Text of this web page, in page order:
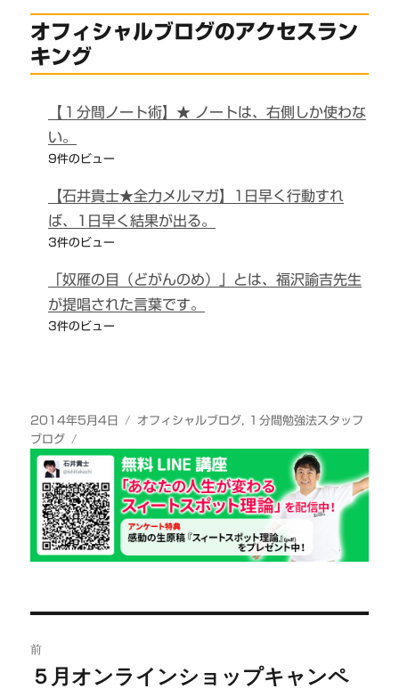
オフィシャルブログのアクセスラン
キング
【１分間ノート術】★ ノートは、右側しか使わな
い。
9件のビュー
【石井貴士★全力メルマガ】1日早く行動すれ
ば、1日早く結果が出る。
3件のビュー
「奴雁の目（どがんのめ）」とは、福沢諭吉先生
が提唱された言葉です。
3件のビュー
投
稿
日:
2014年5月4日
カ
ゴ
リ
ー
オフィシャルブログ,
１分間勉強法スタッフ
ブログ
稿
前
前
５月オンラインショップキャンペ